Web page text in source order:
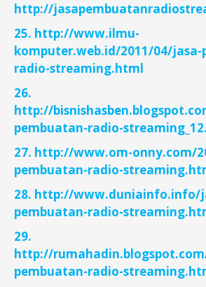
http://
25. http://www.ilmu-
komputer.web.id/2011/04/
radio-streaming.html
26.
http://
pembuatan-radio-
27. http://www.om-onny.com/
pembuatan-radio-
28. http://www.duniainfo.info/
pembuatan-radio-
29.
http://
pembuatan-radio-